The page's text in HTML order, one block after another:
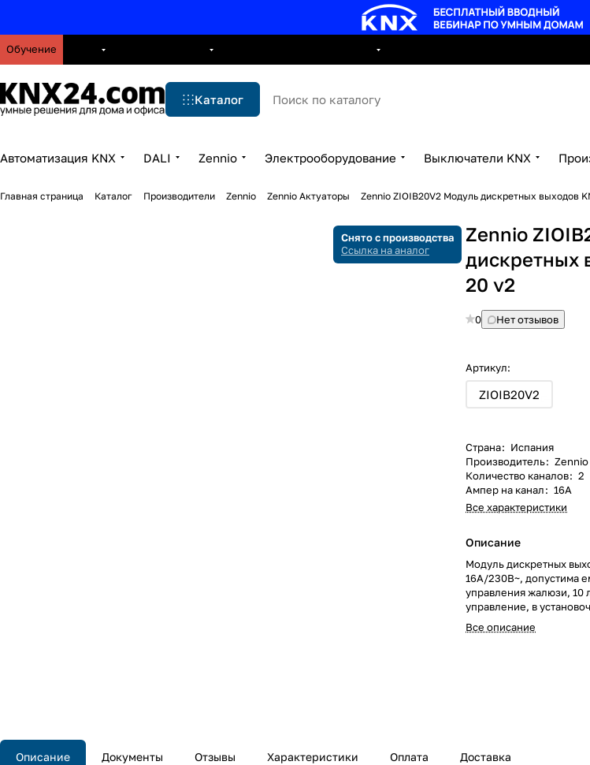
Обучение
Каталог
Автоматизация KNX DALI Zennio Электрооборудование Выключатели KNX
Главная страница Каталог Производители Zennio Zennio Актуаторы Zennio ZIOIB20V2 Модуль дискретных выходов
Снято с производства
Ссылка на аналог
Zennio
дискретных
20 v2
0 Нет отзывов
Артикул:
ZIOIB20V2
Страна: Испания
Производитель: Zennio
Количество каналов: 2
Ампер на канал: 16А
Все характеристики
Описание
Модуль дискретных
16А/230В~, допустима
управления жалюзи, 10
управление, в
Все описание
Описание Документы Отзывы Характеристики Оплата Доставка